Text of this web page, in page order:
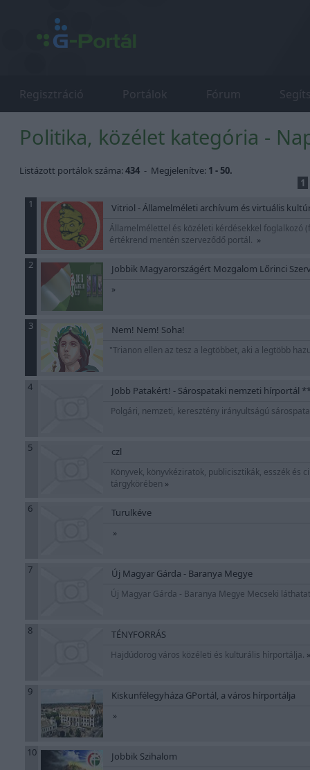
Regisztráció Portálok Fórum
Politika, közélet kategória -
Listázott portálok száma:434 - Megjelenítve: 1 - 50.
1
1
Vitriol - Államelméleti archívum és virtuális
Államelmélettel és közéleti kérdésekkel foglalkozó
értékrend mentén szerveződő portál. »
2 Jobbik Magyarországért Mozgalom Lőrinci
»
3 Nem! Nem! Soha!
"Trianon ellen az tesz a legtöbbet, aki a legtöbb
4 Jobb Patakért! - Sárospataki nemzeti hírportál
Polgári, nemzeti, keresztény irányultságú
5 czl
Könyvek, könyvkéziratok, publicisztikák, esszék és
tárgykörében »
6 Turulkéve
»
7 Új Magyar Gárda - Baranya Megye
Új Magyar Gárda - Baranya Megye Mecseki
8 TÉNYFORRÁS
Hajdúdorog város közéleti és kulturális hírportálja. »
9 Kiskunfélegyháza GPortál, a város hírportálja
»
10 Jobbik Szihalom